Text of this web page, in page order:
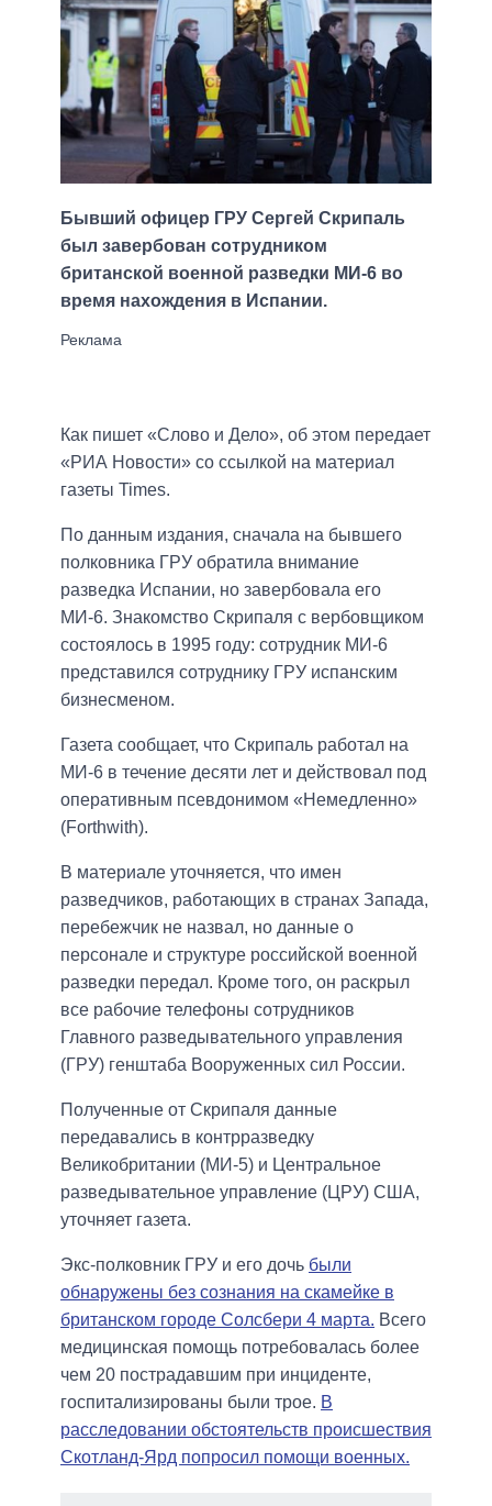
Бывший офицер ГРУ Сергей Скрипаль
был завербован сотрудником
британской военной разведки МИ-6 во
время нахождения в Испании.
Как пишет «Слово и Дело», об этом передает
«РИА Новости» со ссылкой на материал
газеты Times.
По данным издания, сначала на бывшего
полковника ГРУ обратила внимание
разведка Испании, но завербовала его
МИ­-6. Знакомство Скрипаля с вербовщиком
состоялось в 1995 году: сотрудник МИ-6
представился сотруднику ГРУ испанским
бизнесменом.
Газета сообщает, что Скрипаль работал на
МИ-6 в течение десяти лет и действовал под
оперативным псевдонимом «Немедленно»
(Forthwith).
В материале уточняется, что имен
разведчиков, работающих в странах Запада,
перебежчик не назвал, но данные о
персонале и структуре российской военной
разведки передал. Кроме того, он раскрыл
все рабочие телефоны сотрудников
Главного разведывательного управления
(ГРУ) генштаба Вооруженных сил России.
Полученные от Скрипаля данные
передавались в контрразведку
Великобритании (МИ-5) и Центральное
разведывательное управление (ЦРУ) США,
уточняет газета.
Экс-полковник ГРУ и его дочь были
обнаружены без сознания на скамейке в
британском городе Солсбери 4 марта. Всего
медицинская помощь потребовалась более
чем 20 пострадавшим при инциденте,
госпитализированы были трое. В
расследовании обстоятельств происшествия
Скотланд-Ярд попросил помощи военных.